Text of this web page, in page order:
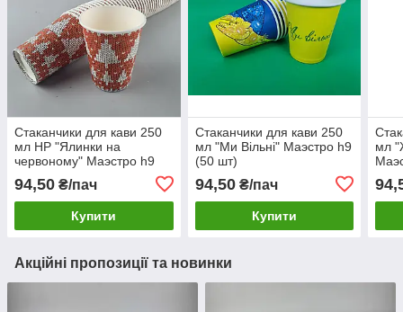
Стаканчики для кави 250
мл НР "Ялинки на
червоному" Маэстро h9
94,50 ₴/пач
Купити
Стаканчики для кави 250
мл "Ми Вільні" Маэстро h9
(50 шт)
94,50₴/пач
Купити
мл
Акційні пропозиції та новинки